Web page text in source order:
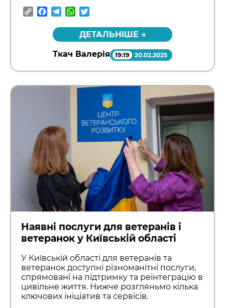
CopyFacebook
TelegramWhatsApp
ДЕТАЛЬНІШЕ →
Ткач Валерія 19:19 20.02.2025
Наявні послуги для ветеранів і
ветеранок у Київській області
У Київській області для ветеранів та
ветеранок доступні різноманітні послуги,
спрямовані на підтримку та реінтеграцію в
цивільне життя. Нижче розгляньмо кілька
ключових ініціатив та сервісів.